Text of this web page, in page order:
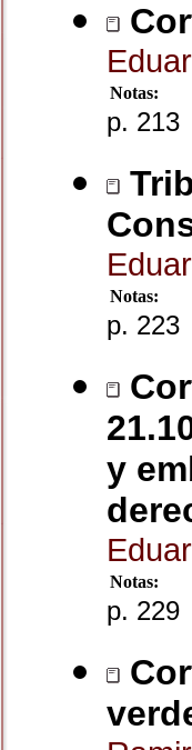
Notas:
p. 213
Notas:
p. 223
y
Notas:
p. 229